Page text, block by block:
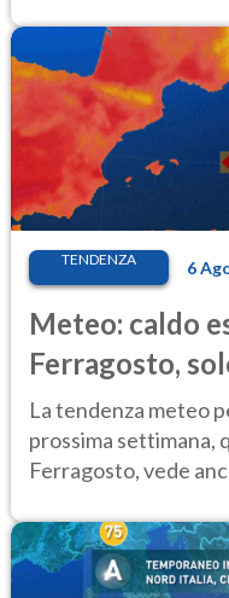
TENDENZA 6
Meteo: caldo
Ferragosto,
Ecco dove
La tendenza meteo
prossima settimana,
Ferragosto, vede